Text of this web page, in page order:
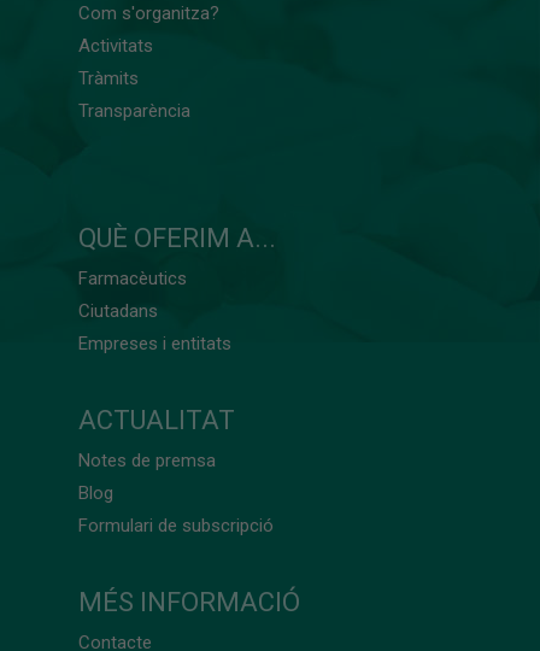
Com s'organitza?
Activitats
Tràmits
Transparència
QUÈ OFERIM A...
Farmacèutics
Ciutadans
Empreses i entitats
ACTUALITAT
Notes de premsa
Blog
Formulari de subscripció
MÉS INFORMACIÓ
Contacte